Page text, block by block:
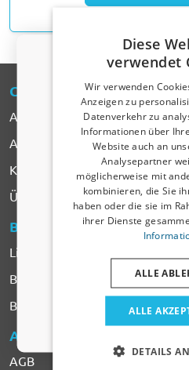
CARPARTS -EXPERT
Alle Produkte
Automarken
Kontakt
Über CarParts-Expert
BESTELLEN& BEZAHLEN
Lieferung & Versandkosten
Beschwerden & Rücksendung
Bezahlen
AGB
AGB
Diese
verwendet
Wir verwenden
Anzeigen zu
Datenverkehr zu
Informationen über
Website auch an
Analysepartner
möglicherweise mit
kombinieren, die Sie
haben oder die sie im
ihrer Dienste
ALLE
ALLE
DETAILS
Rabattcode von
​Verraten Sie uns, wofür
Ihren Rabatt zu
Auto